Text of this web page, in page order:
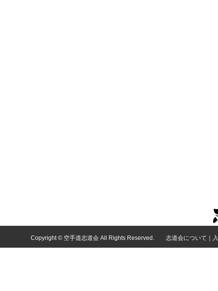
Copyright © 空手道志道会 All Rights Reserved. 志道会について